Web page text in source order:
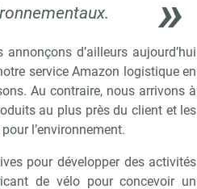
d’ailleurs aujourd’hui
service Amazon logistique en
Au contraire, nous arrivons à
au plus près du client et les
l’environnement.
pour développer des activités
de vélo pour concevoir un